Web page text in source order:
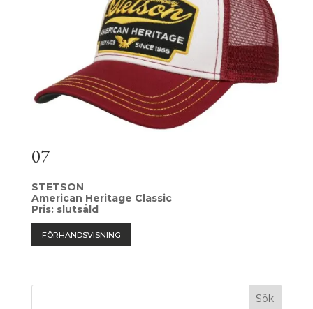
07
STETSON
American Heritage Classic
Pris: slutsåld
FÖRHANDSVISNING
Sök